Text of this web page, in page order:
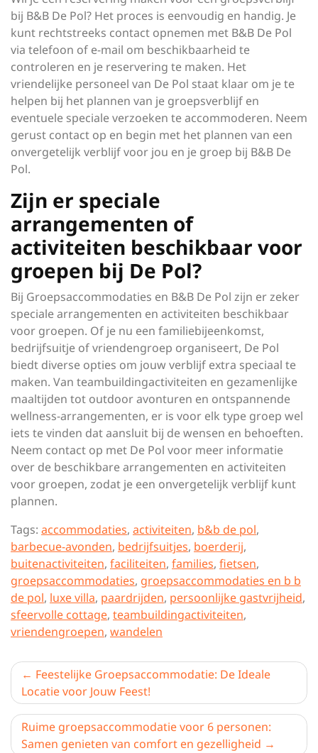
bij B&B De Pol? Het proces is eenvoudig en handig. Je
kunt rechtstreeks contact opnemen met B&B De Pol
via telefoon of e-mail om beschikbaarheid te
controleren en je reservering te maken. Het
vriendelijke personeel van De Pol staat klaar om je te
helpen bij het plannen van je groepsverblijf en
eventuele speciale verzoeken te accommoderen. Neem
gerust contact op en begin met het plannen van een
onvergetelijk verblijf voor jou en je groep bij B&B De
Pol.
Zijn er speciale
arrangementen of
activiteiten beschikbaar voor
groepen bij De Pol?
Bij Groepsaccommodaties en B&B De Pol zijn er zeker
speciale arrangementen en activiteiten beschikbaar
voor groepen. Of je nu een familiebijeenkomst,
bedrijfsuitje of vriendengroep organiseert, De Pol
biedt diverse opties om jouw verblijf extra speciaal te
maken. Van teambuildingactiviteiten en gezamenlijke
maaltijden tot outdoor avonturen en ontspannende
wellness-arrangementen, er is voor elk type groep wel
iets te vinden dat aansluit bij de wensen en behoeften.
Neem contact op met De Pol voor meer informatie
over de beschikbare arrangementen en activiteiten
voor groepen, zodat je een onvergetelijk verblijf kunt
plannen.
Tags: accommodaties, activiteiten, b&b de pol,
barbecue-avonden, bedrijfsuitjes, boerderij,
buitenactiviteiten, faciliteiten, families, fietsen,
groepsaccommodaties, groepsaccommodaties en b b
de pol, luxe villa, paardrijden, persoonlijke gastvrijheid,
sfeervolle cottage, teambuildingactiviteiten,
vriendengroepen, wandelen
Berichtnavigatie
Feestelijke Groepsaccommodatie: De Ideale
Locatie voor Jouw Feest!
Ruime groepsaccommodatie voor 6 personen:
Samen genieten van comfort en gezelligheid